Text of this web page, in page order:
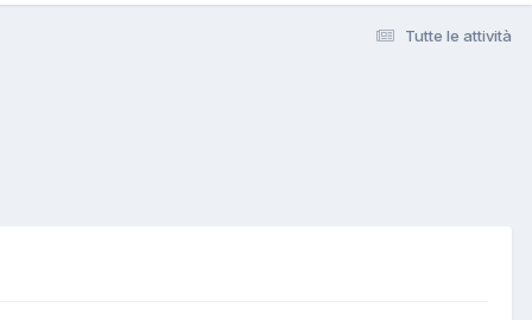
Tutte le attività